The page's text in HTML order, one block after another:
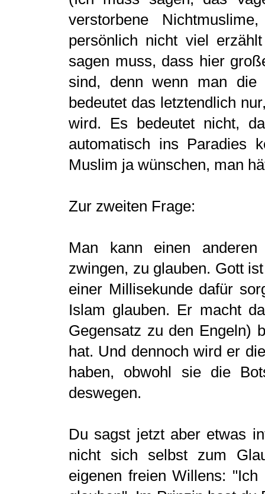
verstorbene
persönlich nicht viel
sagen muss, dass hier
sind, denn wenn man die
bedeutet das letztendlich
wird. Es bedeutet nicht,
automatisch ins Paradies
Muslim ja wünschen, man
Zur zweiten Frage:
Man kann einen
zwingen, zu glauben. Gott
einer Millisekunde dafür
Islam glauben. Er macht
Gegensatz zu den Engeln)
hat. Und dennoch wird er
haben, obwohl sie die
deswegen.
Du sagst jetzt aber etwas
nicht sich selbst zum
eigenen freien Willens: